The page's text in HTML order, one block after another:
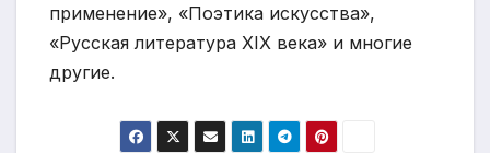
применение», «Поэтика искусства»,
«Русская литература XIX века» и многие
другие.